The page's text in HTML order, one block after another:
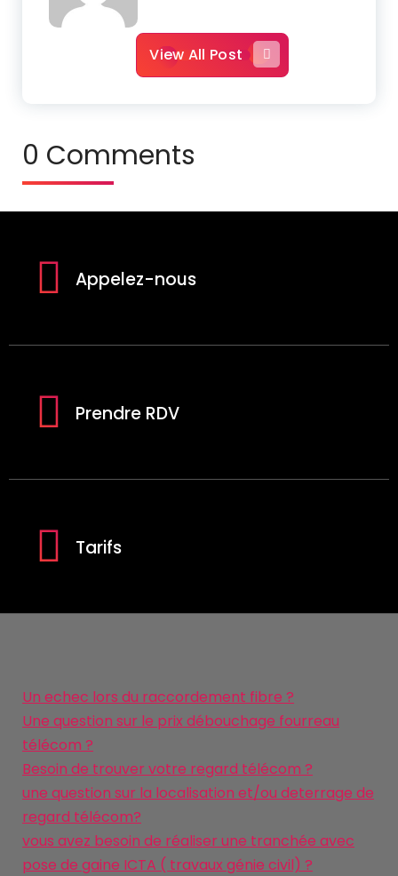
View All Post
0 Comments
Appelez-nous
Prendre RDV
Tarifs
Un echec lors du raccordement fibre ?
Une question sur le prix débouchage fourreau
télécom ?
Besoin de trouver votre regard télécom ?
une question sur la localisation et/ou deterrage de
regard télécom?
vous avez besoin de réaliser une tranchée avec
pose de gaine ICTA ( travaux génie civil) ?